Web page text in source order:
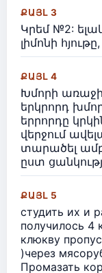
ՔԱՅԼ 3
Կրեմ №2:
լիմոնի
ՔԱՅԼ 4
Խմորի
երկրորդ
երրորդը
վերջում
տարածել
ըստ
ՔԱՅԼ 5
студить их и
получилось 4
клюкву
)через
Промазать